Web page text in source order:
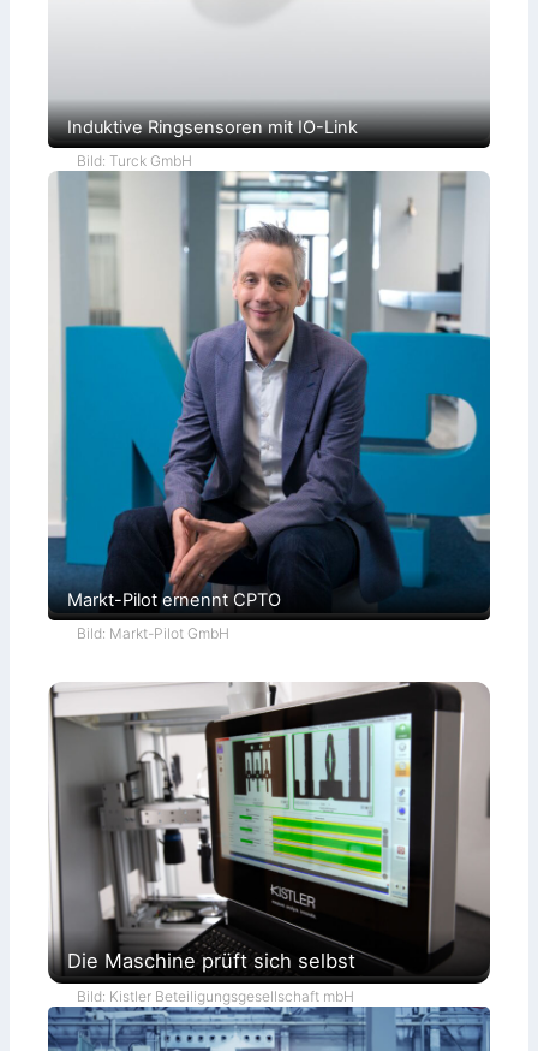
Induktive Ringsensoren mit IO-Link
Bild: Turck GmbH
Markt-Pilot ernennt CPTO
Bild: Markt-Pilot GmbH
Die Maschine prüft sich selbst
Bild: Kistler Beteiligungsgesellschaft mbH